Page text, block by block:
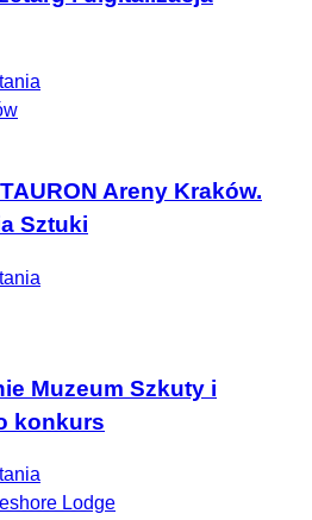
Areny Kraków.
Sztuki
Muzeum Szkuty i
konkurs